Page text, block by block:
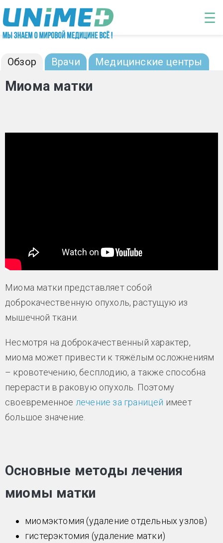
Перейти к основному содержанию
☰
Миома матки: диагностика и лечение
Обзор Врачи Медицинские центры
Миома матки
Миома матки представляет собой
доброкачественную опухоль, растущую из
мышечной ткани.
Несмотря на доброкачественный характер,
миома может привести к тяжёлым осложнениям
– кровотечению, бесплодию, а также способна
перерасти в раковую опухоль. Поэтому
своевременное лечение за границей имеет
большое значение.
Основные методы лечения
миомы матки
миомэктомия (удаление отдельных узлов)
гистерэктомия (удаление матки)